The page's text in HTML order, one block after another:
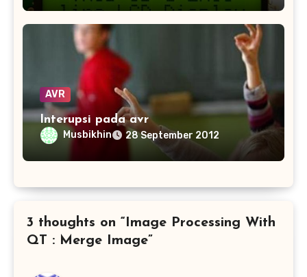
AVR
Interupsi pada avr
Musbikhin 28 September 2012
3 thoughts on “Image Processing With
QT : Merge Image”